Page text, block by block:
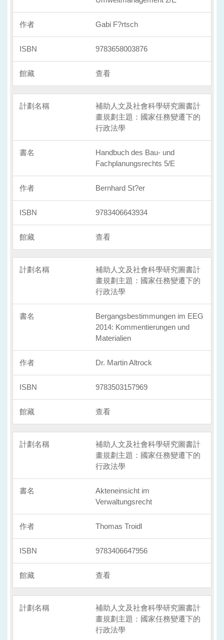
Gabi F?rtsch
9783658003876
查看
補助人文及社會科學研究圖書計
畫規劃主題：國家任務變遷下的
行政法學
Handbuch des Bau- und
Fachplanungsrechts 5/E
Bernhard St?er
9783406643934
查看
補助人文及社會科學研究圖書計
畫規劃主題：國家任務變遷下的
行政法學
Bergangsbestimmungen im EEG
2014: Kommentierungen und
Materialien
Dr. Martin Altrock
9783503157969
查看
補助人文及社會科學研究圖書計
畫規劃主題：國家任務變遷下的
行政法學
Akteneinsicht im
Verwaltungsrecht
Thomas Troidl
9783406647956
查看
補助人文及社會科學研究圖書計
畫規劃主題：國家任務變遷下的
行政法學